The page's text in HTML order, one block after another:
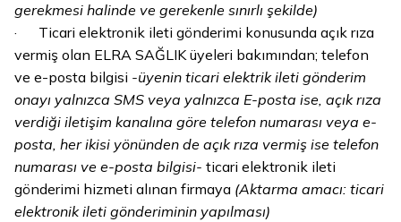
gerekmesi halinde ve gerekenle sınırlı şekilde)
· Ticari elektronik ileti gönderimi konusunda açık rıza
vermiş olan ELRA SAĞLIK üyeleri bakımından; telefon
ve e-posta bilgisi -üyenin ticari elektrik ileti gönderim
onayı yalnızca SMS veya yalnızca E-posta ise, açık rıza
verdiği iletişim kanalına göre telefon numarası veya e-
posta, her ikisi yönünden de açık rıza vermiş ise telefon
numarası ve e-posta bilgisi- ticari elektronik ileti
gönderimi hizmeti alınan firmaya (Aktarma amacı: ticari
elektronik ileti gönderiminin yapılması)